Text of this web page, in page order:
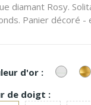
diamant Rosy.
Panier décoré -
d'or : or
Blanc
de doigt :